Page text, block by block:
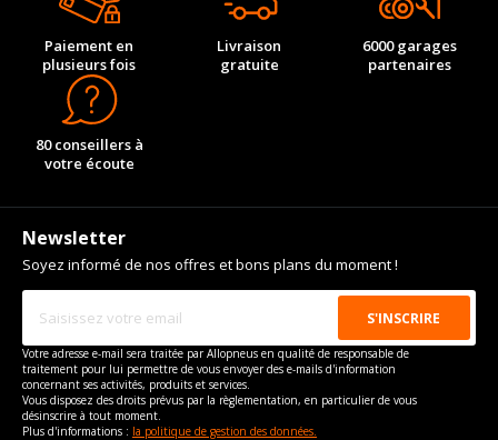
Paiement en
plusieurs fois
Livraison
gratuite
6000 garages
partenaires
80 conseillers à
votre écoute
Newsletter
Soyez informé de nos offres et bons plans du moment !
Votre adresse e-mail sera traitée par Allopneus en qualité de responsable de
traitement pour lui permettre de vous envoyer des e-mails d'information
concernant ses activités, produits et services.
Vous disposez des droits prévus par la règlementation, en particulier de vous
désinscrire à tout moment.
Plus d'informations : la politique de gestion des données.